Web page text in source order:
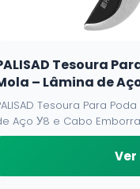
Tesoura
– Lâmina de
Tesoura Para
Aço У8 e Cabo
Ver